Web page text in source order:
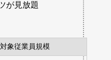
が見放題
対象従業員規模